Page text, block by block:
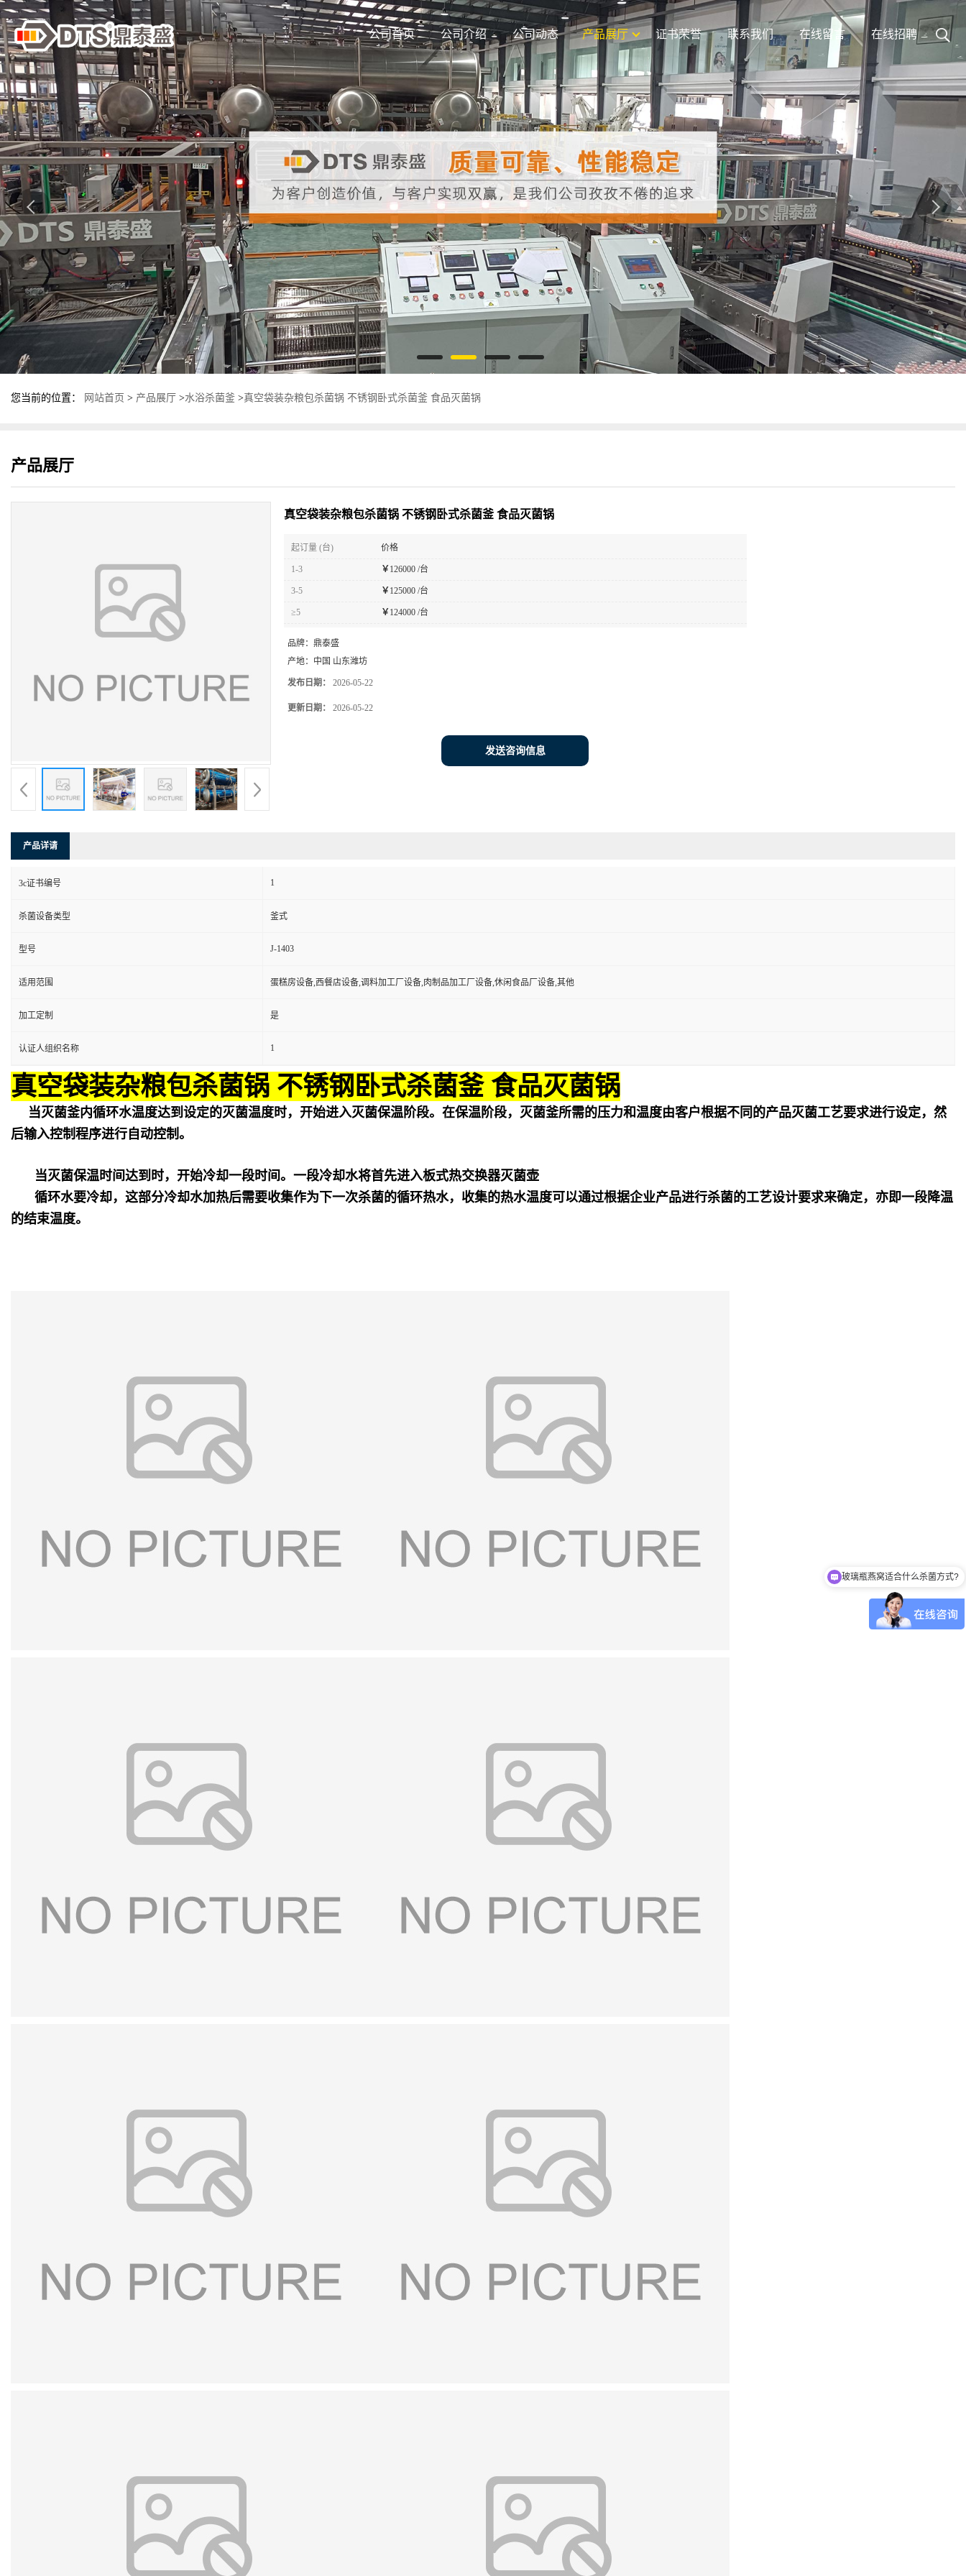
公司首页 公司介绍 公司动态 产品展厅 证书荣誉 联系我们 在线留言 在线招聘
您当前的位置： 网站首页 > 产品展厅 >水浴杀菌釜 >真空袋装杂粮包杀菌锅 不锈钢卧式杀菌釜 食品灭菌锅
产品展厅
真空袋装杂粮包杀菌锅 不锈钢卧式杀菌釜 食品灭菌锅
起订量 (台) 价格
1-3 ￥ 126000 /台
3-5 ￥ 125000 /台
≥5 ￥ 124000 /台
品牌： 鼎泰盛
产地： 中国 山东潍坊
发布日期： 2026-05-22
更新日期： 2026-05-22
发送咨询信息
产品详请
3c证书编号 1
杀菌设备类型 釜式
型号 J-1403
适用范围 蛋糕房设备,西餐店设备,调料加工厂设备,肉制品加工厂设备,休闲食品厂设备,其他
加工定制 是
认证人组织名称 1
真空袋装杂粮包杀菌锅 不锈钢卧式杀菌釜 食品灭菌锅
当灭菌釜内循环水温度达到设定的灭菌温度时，开始进入灭菌保温阶段。在保温阶段，灭菌釜所需的压力和温度由客户根据不同的产品灭菌工艺要求进行设定，然
后输入控制程序进行自动控制。
当灭菌保温时间达到时，开始冷却一段时间。一段冷却水将首先进入板式热交换器灭菌壶
循环水要冷却，这部分冷却水加热后需要收集作为下一次杀菌的循环热水，收集的热水温度可以通过根据企业产品进行杀菌的工艺设计要求来确定，亦即一段降温
的结束温度。
八宝粥适合什么杀菌方式?